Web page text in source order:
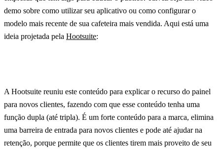
demo sobre como utilizar seu aplicativo ou como configurar o
modelo mais recente de sua cafeteira mais vendida. Aqui está uma
ideia projetada pela Hootsuite:
A Hootsuite reuniu este conteúdo para explicar o recurso do painel
para novos clientes, fazendo com que esse conteúdo tenha uma
função dupla (até tripla). É um forte conteúdo para a marca, elimina
uma barreira de entrada para novos clientes e pode até ajudar na
retenção, porque permite que os clientes tirem mais proveito de seu